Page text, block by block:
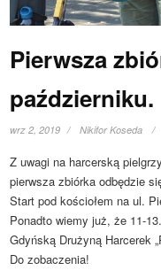
Pierwsza
październiku.
wrz 2, 2019 Nikifor Koseda
Z uwagi na harcerską
pierwsza zbiórka odbędzie
Start pod kościołem na ul.
Ponadto wiemy już, że 11-
Gdyńską Drużyną Harcerek
Do zobaczenia!